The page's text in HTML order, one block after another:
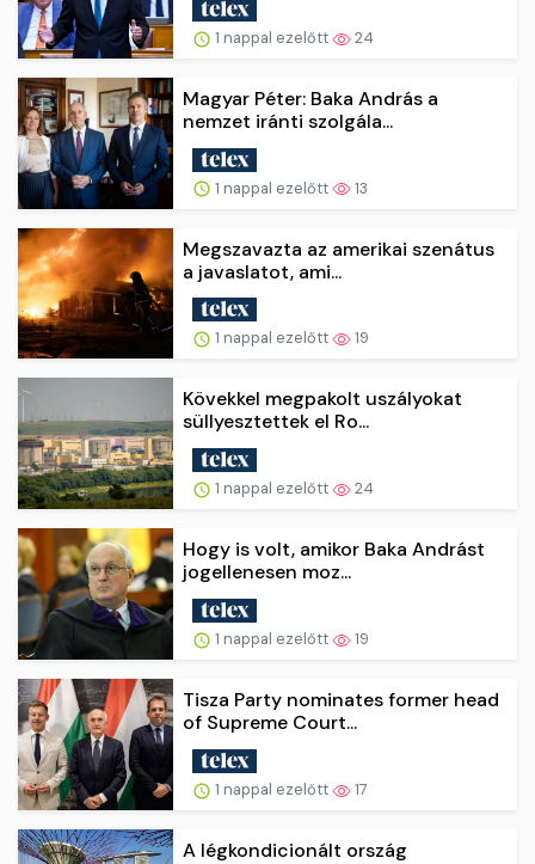
1 nappal ezelőtt 24
Magyar Péter: Baka András a
nemzet iránti szolgála...
1 nappal ezelőtt 13
Megszavazta az amerikai szenátus
a javaslatot, ami...
1 nappal ezelőtt 19
Kövekkel megpakolt uszályokat
süllyesztettek el Ro...
1 nappal ezelőtt 24
Hogy is volt, amikor Baka Andrást
jogellenesen moz...
1 nappal ezelőtt 19
Tisza Party nominates former head
of Supreme Court...
1 nappal ezelőtt 17
A légkondicionált ország